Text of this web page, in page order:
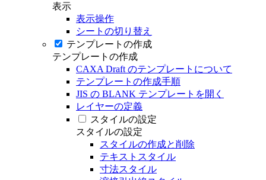
表示
表示操作
シートの切り替え
テンプレートの作成
テンプレートの作成
CAXA Draft のテンプレートについて
テンプレートの作成手順
JIS の BLANK テンプレートを開く
レイヤーの定義
スタイルの設定
スタイルの設定
スタイルの作成と削除
テキストスタイル
寸法スタイル